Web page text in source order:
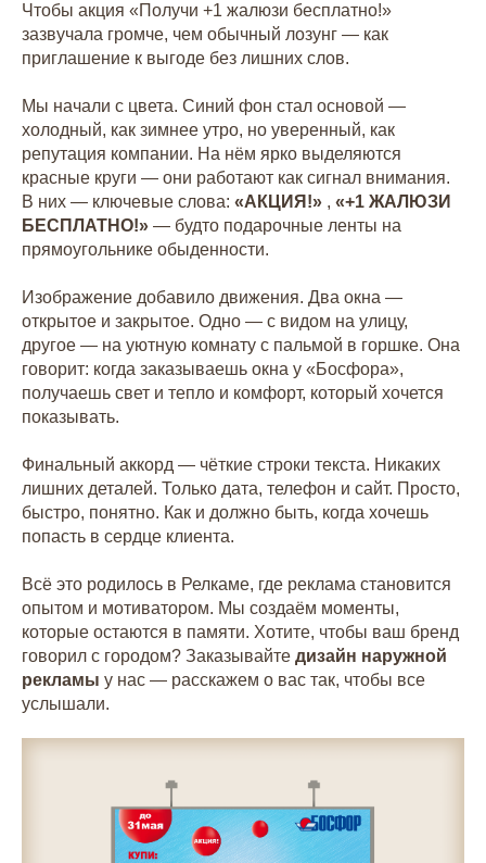
Чтобы акция «Получи +1 жалюзи бесплатно!»
зазвучала громче, чем обычный лозунг — как
приглашение к выгоде без лишних слов.
Мы начали с цвета. Синий фон стал основой —
холодный, как зимнее утро, но уверенный, как
репутация компании. На нём ярко выделяются
красные круги — они работают как сигнал внимания.
В них — ключевые слова: «АКЦИЯ!» , «+1 ЖАЛЮЗИ
БЕСПЛАТНО!» — будто подарочные ленты на
прямоугольнике обыденности.
Изображение добавило движения. Два окна —
открытое и закрытое. Одно — с видом на улицу,
другое — на уютную комнату с пальмой в горшке. Она
говорит: когда заказываешь окна у «Босфора»,
получаешь свет и тепло и комфорт, который хочется
показывать.
Финальный аккорд — чёткие строки текста. Никаких
лишних деталей. Только дата, телефон и сайт. Просто,
быстро, понятно. Как и должно быть, когда хочешь
попасть в сердце клиента.
Всё это родилось в Релкаме, где реклама становится
опытом и мотиватором. Мы создаём моменты,
которые остаются в памяти. Хотите, чтобы ваш бренд
говорил с городом? Заказывайте дизайн наружной
рекламы у нас — расскажем о вас так, чтобы все
услышали.